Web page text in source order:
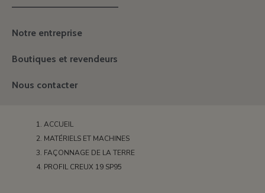
———————————————
Notre entreprise
Boutiques et revendeurs
Nous contacter
ACCUEIL
MATÉRIELS ET MACHINES
FAÇONNAGE DE LA TERRE
PROFIL CREUX 19 SP95